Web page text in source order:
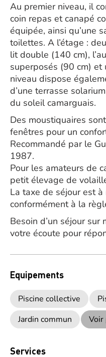
Au premier niveau, il
coin repas et canapé
équipée, ainsi qu’une
toilettes. A l’étage :
lit double (140 cm),
superposés (90 cm) et
niveau dispose
d’une terrasse
du soleil camarguais.
Des moustiquaires
fenêtres pour un
Recommandé par le
1987.
Pour les amateurs de
petit élevage de
La taxe de séjour est
conformément à la
Besoin d’un séjour sur
votre écoute pour
Equipements
Piscine collective
Jardin commun
Voir
Services